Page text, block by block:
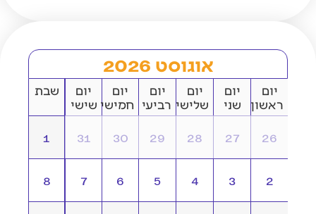
אוגוסט 2026
יום
שני
יום
שלישי
יום
רביעי
יום
חמישי
יום
שישי
שבת
27
28
29
30
31
1
3
4
5
6
7
8